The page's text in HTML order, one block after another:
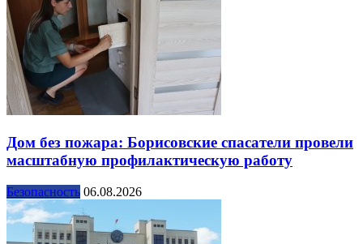
Дом без пожара: Борисовские спасатели провели
масштабную профилактическую работу
Безопасность 06.08.2026